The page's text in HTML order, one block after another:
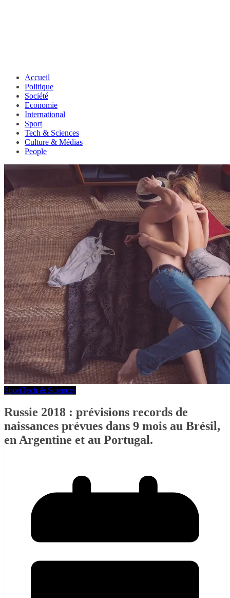
Accueil
Politique
Société
Economie
International
Sport
Tech & Sciences
Culture & Médias
People
SportTech & Sciences
Russie 2018 : prévisions records de
naissances prévues dans 9 mois au Brésil,
en Argentine et au Portugal.